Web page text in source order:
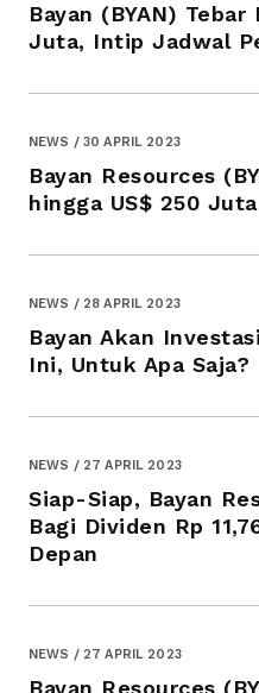
Bayan (BYAN)
Juta, Intip Jadwal
NEWS / 30 APRIL 2023
Bayan Resources
hingga US$ 250
NEWS / 28 APRIL 2023
Bayan Akan
Ini, Untuk Apa Saja?
NEWS / 27 APRIL 2023
Siap-Siap, Bayan
Bagi Dividen Rp
Depan
NEWS / 27 APRIL 2023
Bayan Resources